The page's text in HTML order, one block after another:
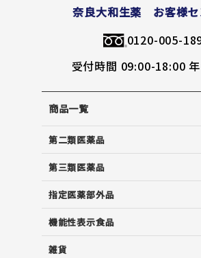
奈良大和生薬 お客様セ
0120-005-
受付時間 09:00-18:00
商品一覧
第二類医薬品
第三類医薬品
指定医薬部外品
機能性表示食品
雑貨